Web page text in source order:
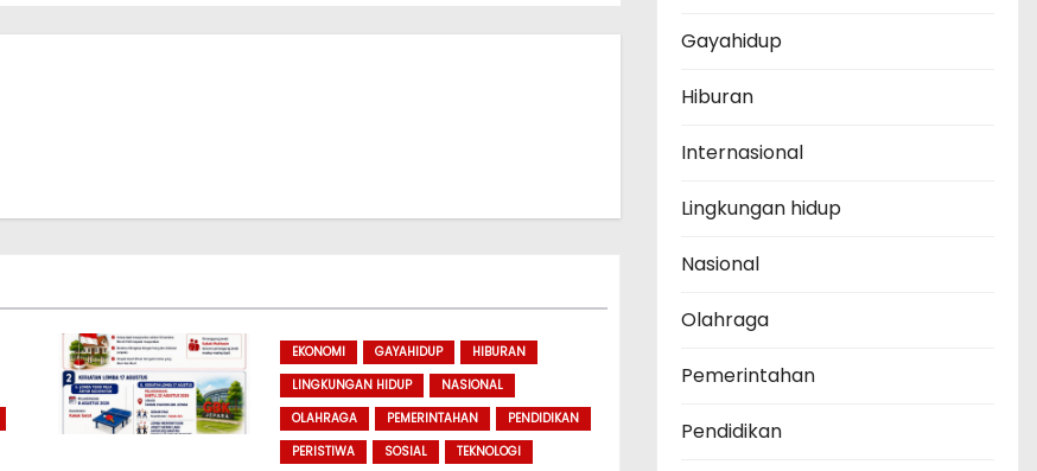
EKONOMI GAYAHIDUP
HIBURAN
LINGKUNGAN HIDUP
NASIONAL
OLAHRAGA
PEMERINTAHAN
PENDIDIKAN
PERISTIWA
SOSIAL TEKNOLOGI
Gayahidup
Hiburan
Internasional
Lingkungan hidup
Nasional
Olahraga
Pemerintahan
Pendidikan